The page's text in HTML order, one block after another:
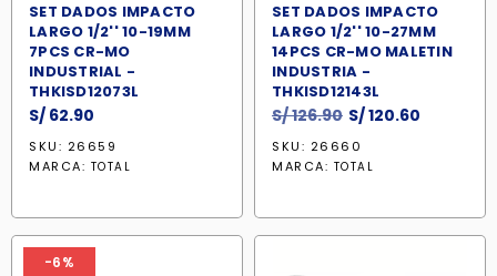
SET DADOS IMPACTO
LARGO 1/2'' 10-19MM
7PCS CR-MO
INDUSTRIAL -
THKISD12073L
S/ 62.90
SKU: 26659
MARCA: TOTAL
SET DADOS IMPACTO
LARGO 1/2'' 10-27MM
14PCS CR-MO MALETIN
INDUSTRIA -
THKISD12143L
S/126.90 El
precio
original
S/120.60
SKU: 26660
MARCA: TOTAL
-6%